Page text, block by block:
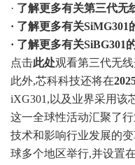
· 了解更多有关第三代无
· 了解更多有关SiMG301
· 了解更多有关SiBG301
点击此处观看第三代无
此外,芯科科技还将在
iXG301,以及业界采用该
这一全球性活动汇聚了
技术和影响行业发展的
球多个地区举行,并设置